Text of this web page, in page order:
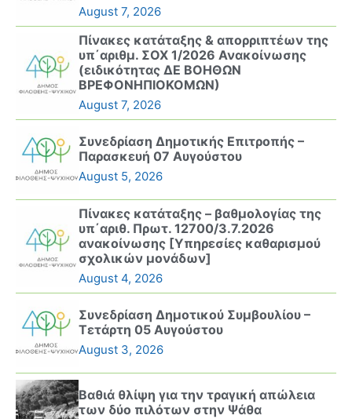
August 7, 2026
Πίνακες κατάταξης & απορριπτέων της
υπ΄αριθμ. ΣΟΧ 1/2026 Ανακοίνωσης
(ειδικότητας ΔΕ ΒΟΗΘΩΝ
ΒΡΕΦΟΝΗΠΙΟΚΟΜΩΝ)
August 7, 2026
Συνεδρίαση Δημοτικής Επιτροπής –
Παρασκευή 07 Αυγούστου
August 5, 2026
Πίνακες κατάταξης – βαθμολογίας της
υπ΄αριθ. Πρωτ. 12700/3.7.2026
ανακοίνωσης [Υπηρεσίες καθαρισμού
σχολικών μονάδων]
August 4, 2026
Συνεδρίαση Δημοτικού Συμβουλίου –
Τετάρτη 05 Αυγούστου
August 3, 2026
Βαθιά θλίψη για την τραγική απώλεια
των δύο πιλότων στην Ψάθα